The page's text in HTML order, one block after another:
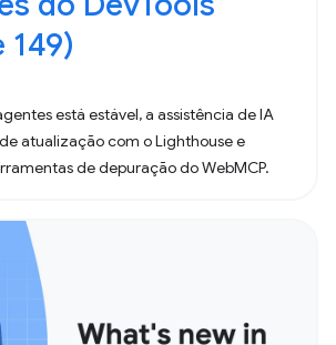
149)
está estável, a assistência de IA
atualização com o Lighthouse e
de depuração do WebMCP.